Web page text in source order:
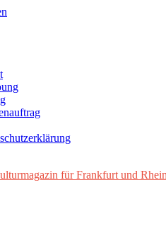
für Frankfurt und